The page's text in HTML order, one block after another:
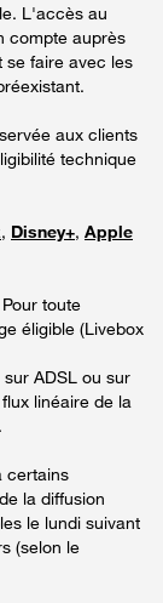
L'accès au
compte auprès
se faire avec les
aux clients
technique
, Disney+, Apple
Pour toute
éligible (Livebox
ADSL ou sur
linéaire de la
certains
la diffusion
le lundi suivant
(selon le